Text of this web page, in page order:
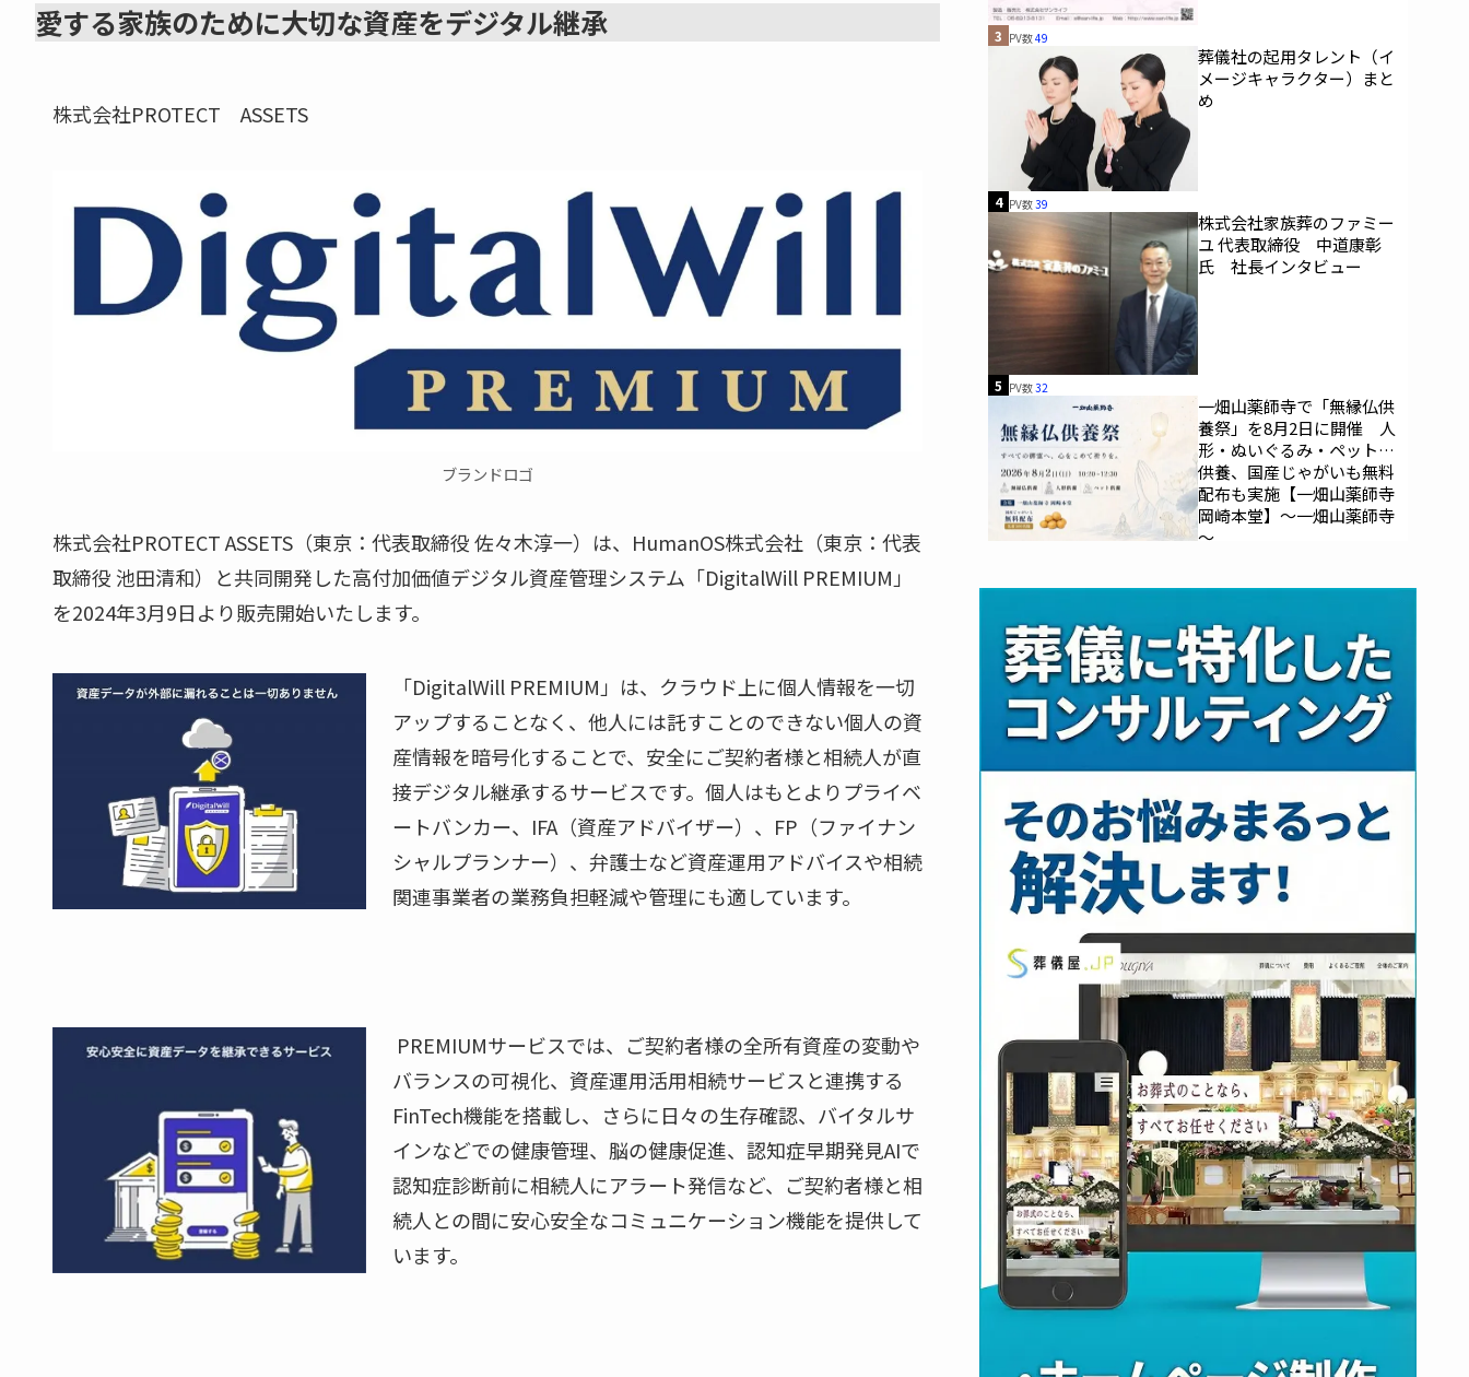
愛する家族のために大切な資産をデジタル継承
株式会社PROTECT ASSETS
ブランドロゴ
株式会社PROTECT ASSETS（東京：代表取締役 佐々木淳一）は、HumanOS株式会社（東京：代表
取締役 池田清和）と共同開発した高付加価値デジタル資産管理システム「DigitalWill PREMIUM」
を2024年3月9日より販売開始いたします。
「DigitalWill PREMIUM」は、クラウド上に個人情報を一切
アップすることなく、他人には託すことのできない個人の資
産情報を暗号化することで、安全にご契約者様と相続人が直
接デジタル継承するサービスです。個人はもとよりプライベ
ートバンカー、IFA（資産アドバイザー）、FP（ファイナン
シャルプランナー）、弁護士など資産運用アドバイスや相続
関連事業者の業務負担軽減や管理にも適しています。
PREMIUMサービスでは、ご契約者様の全所有資産の変動や
バランスの可視化、資産運用活用相続サービスと連携する
FinTech機能を搭載し、さらに日々の生存確認、バイタルサ
インなどでの健康管理、脳の健康促進、認知症早期発見AIで
認知症診断前に相続人にアラート発信など、ご契約者様と相
続人との間に安心安全なコミュニケーション機能を提供して
います。
3 PV数49
葬儀社の起用タレント（イ
メージキャラクター）まと
め
4 PV数39
株式会社家族葬のファミー
ユ 代表取締役 中道康彰
氏 社長インタビュー
5 PV数32
一畑山薬師寺で「無縁仏供
養祭」を8月2日に開催 人
形・ぬいぐるみ・ペットの
供養、国産じゃがいも無料
配布も実施【一畑山薬師寺
岡崎本堂】～一畑山薬師寺
～